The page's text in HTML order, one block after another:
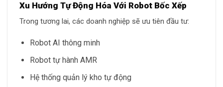
Xu Hướng Tự Động Hóa Với Robot Bốc Xếp
Trong tương lai, các doanh nghiệp sẽ ưu tiên đầu tư:
Robot AI thông minh
Robot tự hành AMR
Hệ thống quản lý kho tự động